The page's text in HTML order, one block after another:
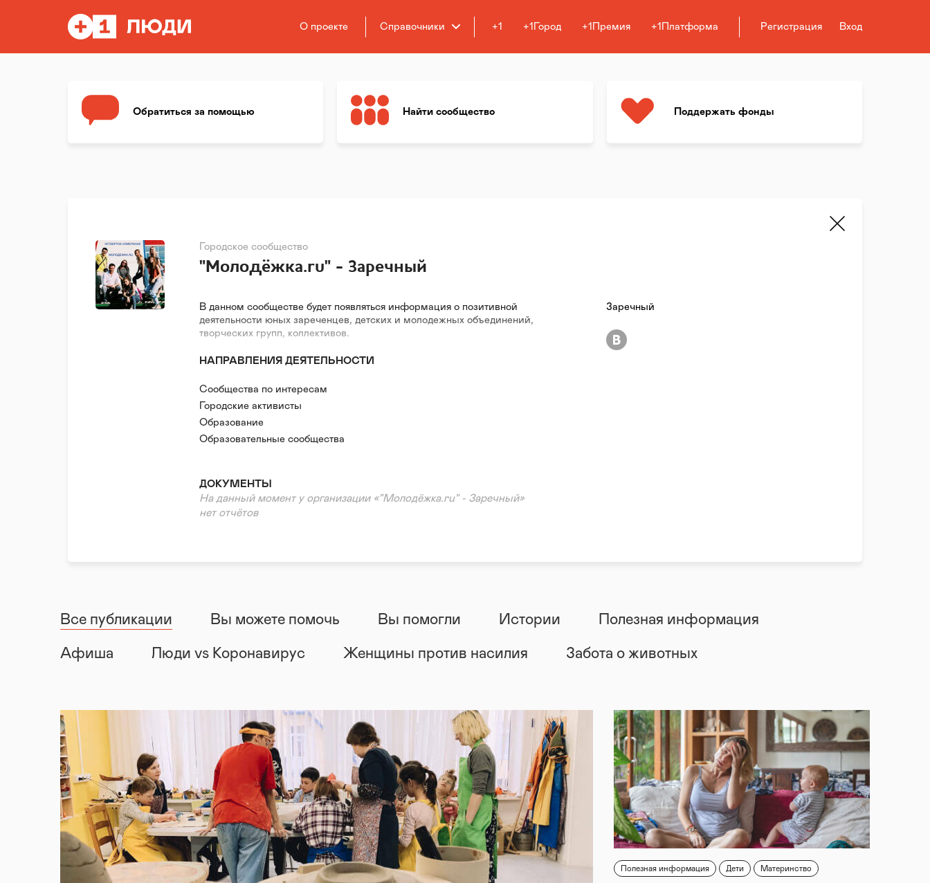
О проекте Справочники +1 +1Город +1Премия +1Платформа Регистрация Вход
Обратиться за помощью Найти сообщество Поддержать фонды
Городское сообщество
"Молодёжка.ru" - Заречный
В данном сообществе будет появляться информация о позитивной
деятельности юных зареченцев, детских и молодежных объединений,
творческих групп, коллективов.
НАПРАВЛЕНИЯ ДЕЯТЕЛЬНОСТИ
Сообщества по интересам
Городские активисты
Образование
Образовательные сообщества
ДОКУМЕНТЫ
На данный момент у организации «"Молодёжка.ru" - Заречный»
нет отчётов
Заречный
Все публикации Вы можете помочь Вы помогли Истории Полезная информация
Афиша Люди vs Коронавирус Женщины против насилия Забота о животных
Полезная информация Дети Материнство